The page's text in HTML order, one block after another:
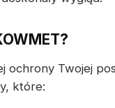
ochrony Twojej
które: